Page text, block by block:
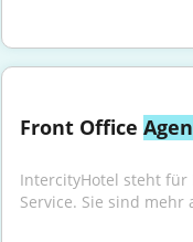
Front Office
IntercityHotel steht
Service. Sie sind